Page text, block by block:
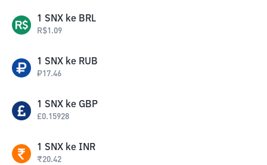
1 SNX ke BRL
R$1.09
1 SNX ke RUB
₽17.46
1 SNX ke GBP
£0.15928
1 SNX ke INR
₹20.42